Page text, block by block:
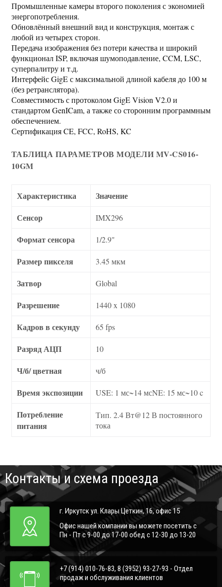
Промышленные камеры второго поколения с экономией
энергопотребления.
Обновлённый внешний вид и конструкция, монтаж с
любой из четырех сторон.
Передача изображения без потери качества и широкий
функционал ISP, включая шумоподавление, CCM, LSC,
суперпалитру и т.д.
Интерфейс GigE с максимальной длиной кабеля до 100 м
(без ретранслятора).
Совместимость с протоколом GigE Vision V2.0 и
стандартом GenICam, а также со сторонним программным
обеспечением.
Сертификация CE, FCC, RoHS, KC
ТАБЛИЦА ПАРАМЕТРОВ МОДЕЛИ MV-CS016-
10GM
Характеристика
Значение
Сенсор
IMX296
Формат сенсора 1/2.9"
Размер пикселя 3.45 мкм
Затвор Global
Разрешение 1440 x 1080
Кадров в секунду 65 fps
Разряд АЦП 10
Ч/б/ цветная ч/б
Время экспозиции USE: 1 мс~14 мсNE: 15 мс~10 c
Потребление
питания
Тип. 2.4 Вт@12 В постоянного
тока
Контакты и схема проезда
г. Иркутск ул. Клары Цеткин, 16, офис 15
Офис нашей компании вы можете посетить с
Пн - Пт с 9-00 до 17-00 обед с 12-30 до 13-20
+7 (914) 010-76-83, 8 (3952) 93-27-93 - Отдел
продаж и обслуживания клиентов